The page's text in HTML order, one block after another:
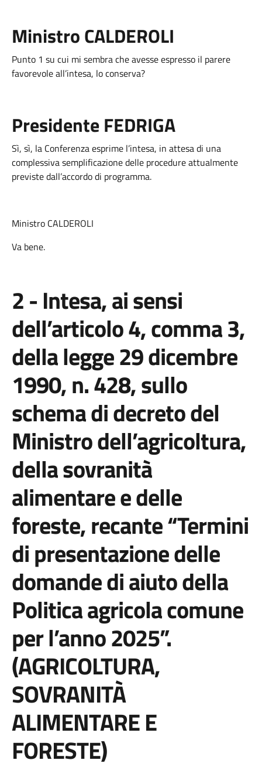
Ministro CALDEROLI
Punto 1 su cui mi sembra che avesse espresso il parere
favorevole all’intesa, lo conserva?
Presidente FEDRIGA
Sì, sì, la Conferenza esprime l’intesa, in attesa di una
complessiva semplificazione delle procedure attualmente
previste dall’accordo di programma.
Ministro CALDEROLI
Va bene.
2 - Intesa, ai sensi
dell’articolo 4, comma 3,
della legge 29 dicembre
1990, n. 428, sullo
schema di decreto del
Ministro dell’agricoltura,
della sovranità
alimentare e delle
foreste, recante “Termini
di presentazione delle
domande di aiuto della
Politica agricola comune
per l’anno 2025”.
(AGRICOLTURA,
SOVRANITÀ
ALIMENTARE E
FORESTE)